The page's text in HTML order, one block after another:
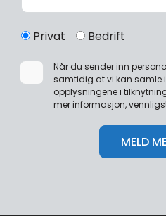
Privat Bedrift
Når du sender inn
samtidig at vi kan samle
opplysningene i
mer informasjon,